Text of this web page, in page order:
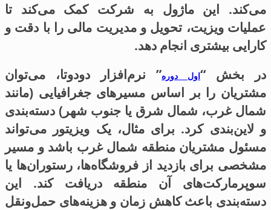
می‌کند. این ماژول به شرکت کمک می‌کند تا
عملیات ویزیت، تحویل و مدیریت مالی را با دقت و
کارایی بیشتری انجام دهد.
در بخش “اول دوره” نرم‌افزار دودوتا، می‌توان
مشتریان را بر اساس مسیرهای جغرافیایی (مانند
شمال غرب، شمال شرق یا جنوب شهر) دسته‌بندی
و لاین‌بندی کرد. برای مثال، یک ویزیتور می‌تواند
مسئول مشتریان منطقه شمال غرب باشد و مسیر
مشخصی برای بازدید از فروشگاه‌ها، رستوران‌ها یا
سوپرمارکت‌های آن منطقه دریافت کند. این
دسته‌بندی باعث کاهش زمان و هزینه‌های حمل‌ونقل